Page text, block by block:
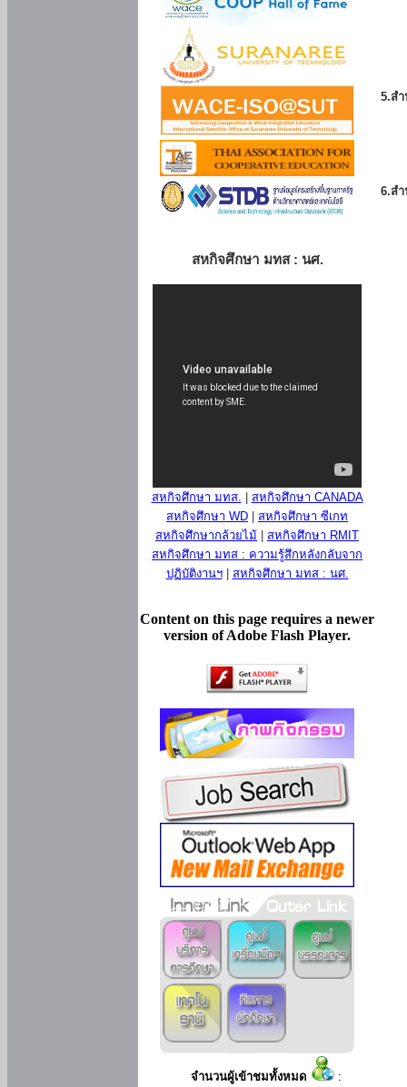
สหกิจศึกษา มทส : นศ.
สหกิจศึกษา มทส.
สหกิจศึกษา CANADA
สหกิจศึกษา WD
สหกิจศึกษา ซีเกท
สหกิจศึกษากล้วยไม้
สหกิจศึกษา RMIT
สหกิจศึกษา มทส : ความรู้สึกหลังกลับจาก
ปฏิบัติงานฯ| สหกิจศึกษา มทส : นศ.
Content on this page requires a newer
version of Adobe Flash Player.
จำนวนผู้เข้าชมทั้งหมด :
5.ส
6.ส